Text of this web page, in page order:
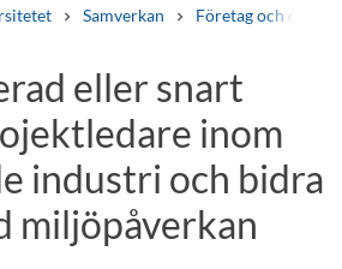
Samverkan Företag och
KursplanerVälkomstbrevPersonal
eller snart
inom
industri och bidra
miljöpåverkan